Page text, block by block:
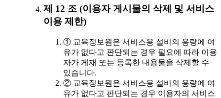
제 12 조 (이용자 게시물의 삭제 및 서비스
이용 제한)
① 교육정보원은 서비스용 설비의 용량에 여
유가 없다고 판단되는 경우 필요에 따라 이용
자가 게재 또는 등록한 내용물을 삭제할 수
있습니다.
② 교육정보원은 서비스용 설비의 용량에 여
유가 없다고 판단되는 경우 이용자의 서비스